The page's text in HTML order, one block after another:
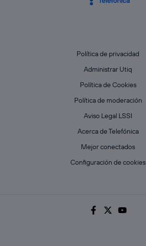
Política de privacidad
Administrar Utiq
Política de Cookies
Política de moderación
Aviso Legal LSSI
Acerca de Telefónica
Mejor conectados
Configuración de cookies